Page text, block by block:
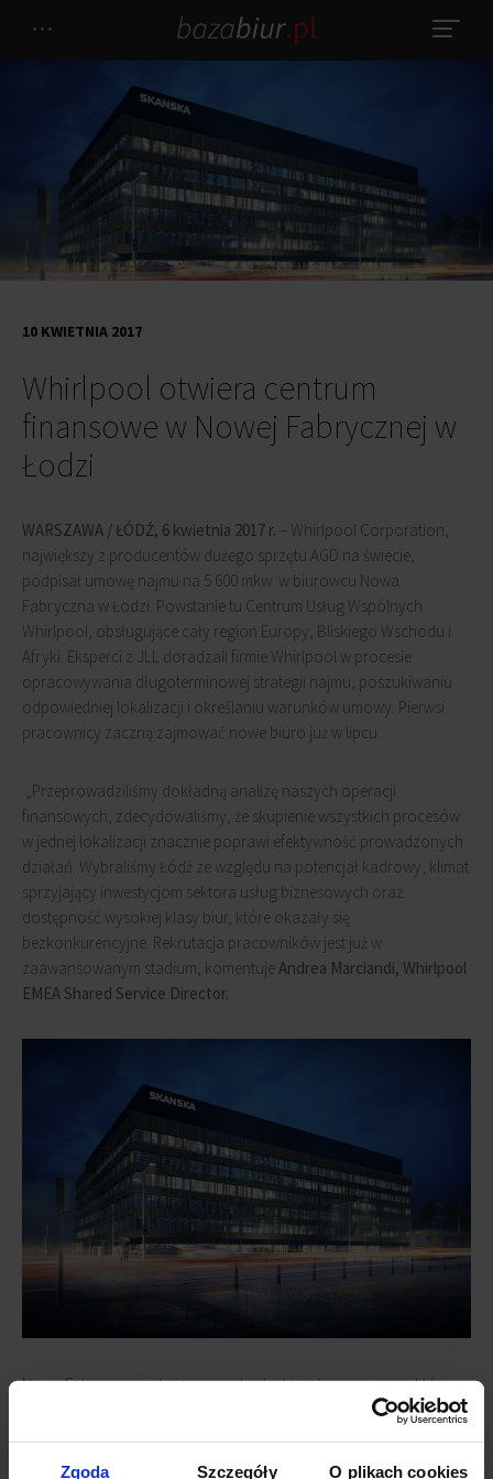
Zgoda Szczegóły O plikach cookies
Whirlpool otwiera centrum
finansowe w Nowej Fabrycznej w
Łodzi
10 KWIETNIA 2017
WARSZAWA / ŁÓDŹ, 6 kwietnia 2017 r. – Whirlpool Corporation,
największy z producentów dużego sprzętu AGD na świecie,
podpisał umowę najmu na 5 600 mkw. w biurowcu Nowa
Fabryczna w Łodzi. Powstanie tu Centrum Usług Wspólnych
Whirlpool, obsługujące cały region Europy, Bliskiego Wschodu i
Afryki. Eksperci z JLL doradzali firmie Whirlpool w procesie
opracowywania długoterminowej strategii najmu, poszukiwaniu
odpowiedniej lokalizacji i określaniu warunków umowy. Pierwsi
pracownicy zaczną zajmować nowe biuro już w lipcu.
„Przeprowadziliśmy dokładną analizę naszych operacji
finansowych, zdecydowaliśmy, że skupienie wszystkich procesów
w jednej lokalizacji znacznie poprawi efektywność prowadzonych
działań. Wybraliśmy Łódź ze względu na potencjał kadrowy, klimat
sprzyjający inwestycjom sektora usług biznesowych oraz
dostępność wysokiej klasy biur, które okazały się
bezkonkurencyjne. Rekrutacja pracowników jest już w
zaawansowanym stadium, komentujeAndrea Marciandi, Whirlpool
EMEA Shared Service Director.
Nowa Fabryczna jest pierwszym budynkiem komercyjnym, który
powstaje w Nowym Centrum Łodzi, w samym sercu jednej z
Kompleks zlokalizowany jest obok Dworca Łódź Fabryczna,